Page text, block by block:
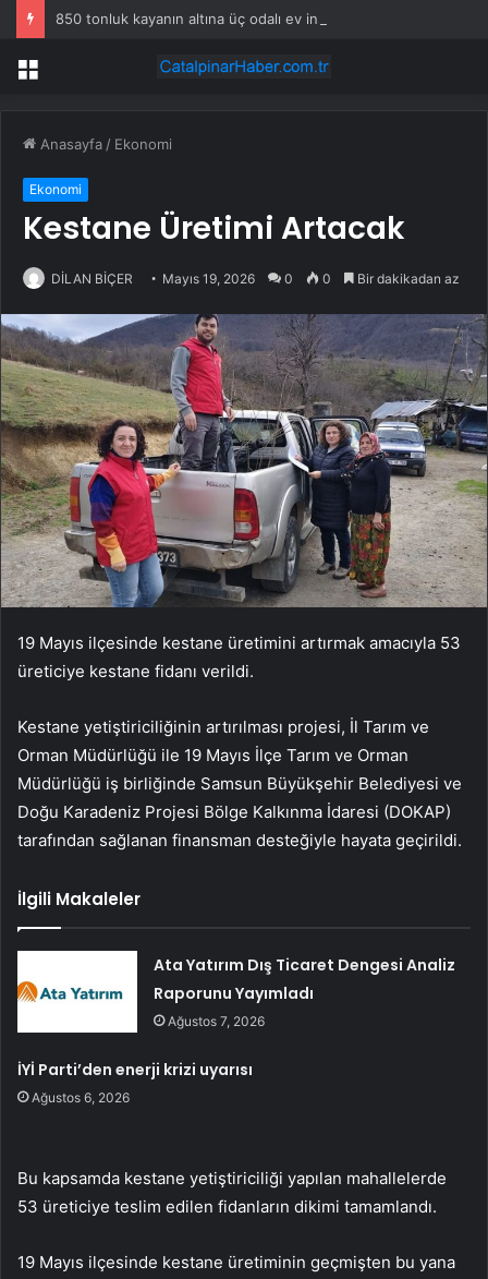
850 tonluk kayanın altına üç odalı ev inşa etti
Menü
Anasayfa / Ekonomi
Ekonomi
Kestane Üretimi Artacak
DİLAN BİÇER Mayıs 19, 2026 0 0 Bir dakikadan az
19 Mayıs ilçesinde kestane üretimini artırmak amacıyla 53
üreticiye kestane fidanı verildi.
Kestane yetiştiriciliğinin artırılması projesi, İl Tarım ve
Orman Müdürlüğü ile 19 Mayıs İlçe Tarım ve Orman
Müdürlüğü iş birliğinde Samsun Büyükşehir Belediyesi ve
Doğu Karadeniz Projesi Bölge Kalkınma İdaresi (DOKAP)
tarafından sağlanan finansman desteğiyle hayata geçirildi.
İlgili Makaleler
Ata Yatırım Dış Ticaret Dengesi Analiz
Raporunu Yayımladı
Ağustos 7, 2026
İYİ Parti’den enerji krizi uyarısı
Ağustos 6, 2026
Bu kapsamda kestane yetiştiriciliği yapılan mahallelerde
53 üreticiye teslim edilen fidanların dikimi tamamlandı.
19 Mayıs ilçesinde kestane üretiminin geçmişten bu yana